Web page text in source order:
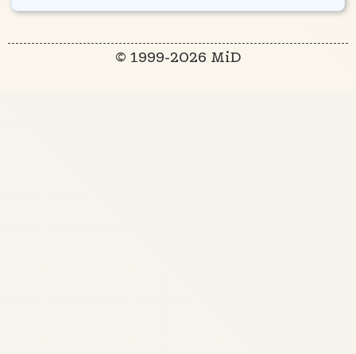
© 1999-2026 MiD